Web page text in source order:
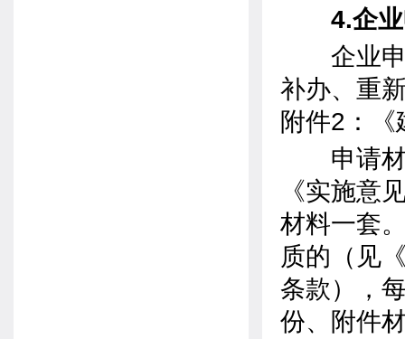
4.企业申
企业申
补办、重
附件2：
申请材
《实施意
材料一套
质的（见
条款），
份、附件